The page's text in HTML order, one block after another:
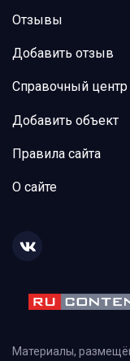
Отзывы
Добавить отзыв
Справочный центр
Добавить объект
Правила сайта
О сайте
Материалы,